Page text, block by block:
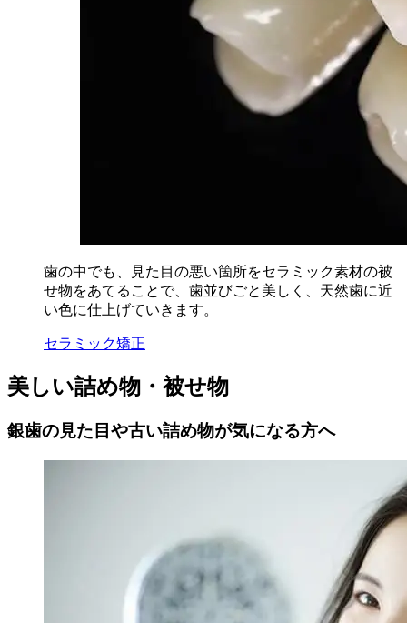
歯の中でも、見た目の悪い箇所をセラミック素材の被
せ物をあてることで、歯並びごと美しく、天然歯に近
い色に仕上げていきます。
セラミック矯正
美しい詰め物・被せ物
銀歯の見た目や古い詰め物が気になる方へ